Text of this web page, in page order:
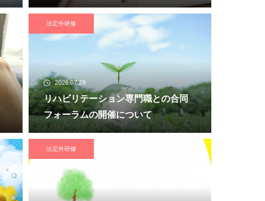
法定外研修
2026.07.29
リハビリテーション専門職との合同
フォーラムの開催について
法定外研修